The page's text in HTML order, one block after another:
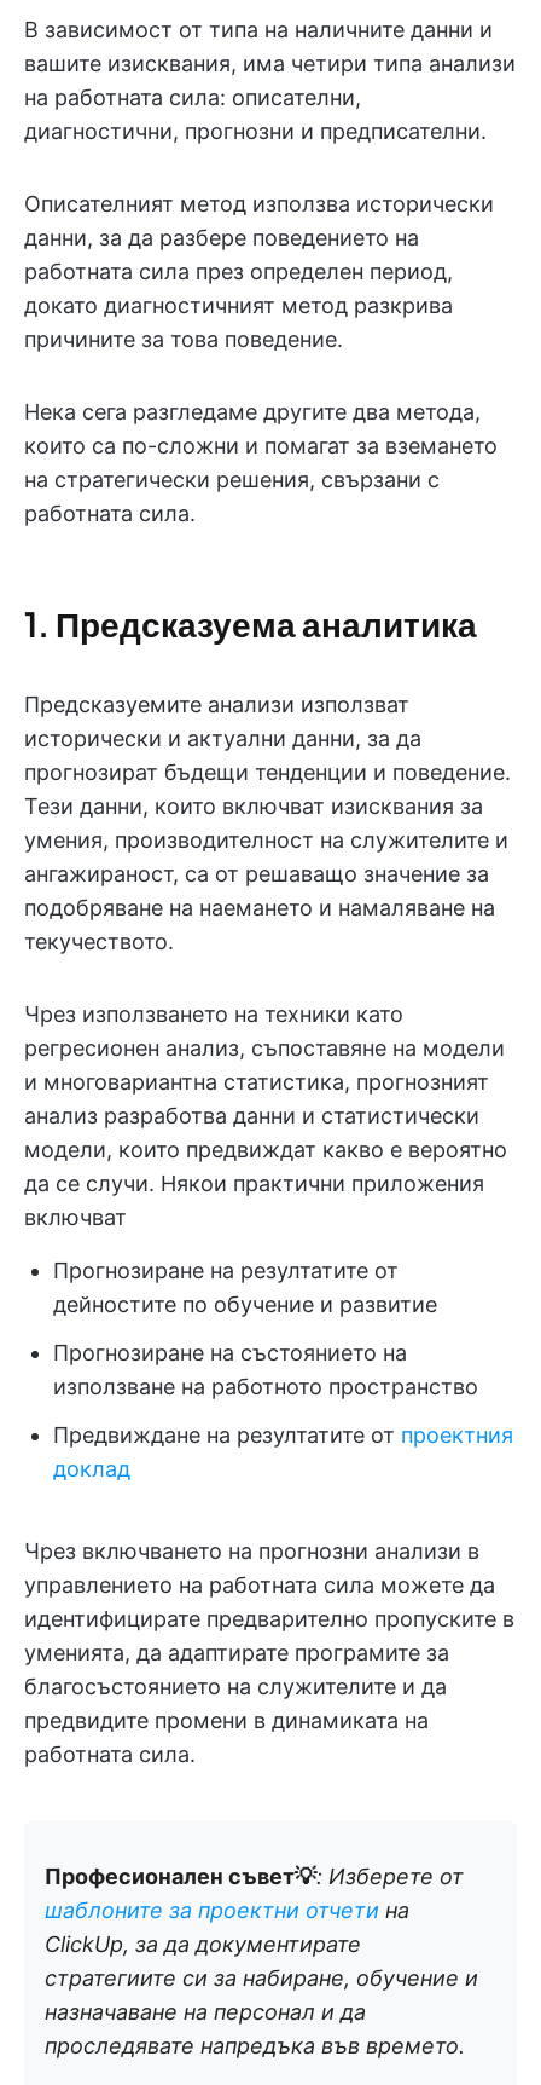
В зависимост от типа на наличните данни и
вашите изисквания, има четири типа анализи
на работната сила: описателни,
диагностични, прогнозни и предписателни.
Описателният метод използва исторически
данни, за да разбере поведението на
работната сила през определен период,
докато диагностичният метод разкрива
причините за това поведение.
Нека сега разгледаме другите два метода,
които са по-сложни и помагат за вземането
на стратегически решения, свързани с
работната сила.
1. Предсказуема аналитика
Предсказуемите анализи използват
исторически и актуални данни, за да
прогнозират бъдещи тенденции и поведение.
Тези данни, които включват изисквания за
умения, производителност на служителите и
ангажираност, са от решаващо значение за
подобряване на наемането и намаляване на
текучеството.
Чрез използването на техники като
регресионен анализ, съпоставяне на модели
и многовариантна статистика, прогнозният
анализ разработва данни и статистически
модели, които предвиждат какво е вероятно
да се случи. Някои практични приложения
включват
Прогнозиране на резултатите от
дейностите по обучение и развитие
Прогнозиране на състоянието на
използване на работното пространство
Предвиждане на резултатите от проектния
доклад
Чрез включването на прогнозни анализи в
управлението на работната сила можете да
идентифицирате предварително пропуските в
уменията, да адаптирате програмите за
благосъстоянието на служителите и да
предвидите промени в динамиката на
работната сила.
Професионален съвет💡: Изберете от
шаблоните за проектни отчети на
ClickUp, за да документирате
стратегиите си за набиране, обучение и
назначаване на персонал и да
проследявате напредъка във времето.